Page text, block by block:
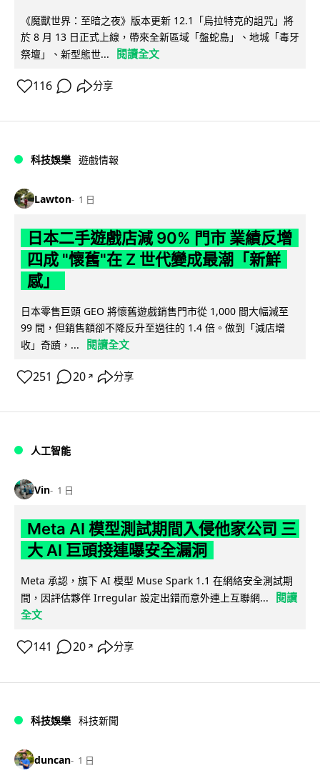
《魔獸世界：至暗之夜》版本更新 12.1「烏拉特克的詛咒」將
於 8 月 13 日正式上線，帶來全新區域「盤蛇島」、地城「毒牙
祭壇」、新型態世...
閱讀全文
116 分享
科技娛樂 遊戲情報
Lawton 1 日
日本二手遊戲店減 90% 門市 業績反增
四成 "懷舊"在 Z 世代變成最潮「新鮮
感」
日本零售巨頭 GEO 將懷舊遊戲銷售門市從 1,000 間大幅減至
99 間，但銷售額卻不降反升至過往的 1.4 倍。做到「減店增
收」奇蹟，...
閱讀全文
251 20 ↗ 分享
人工智能
Vin 1 日
Meta AI 模型測試期間入侵他家公司 三
大 AI 巨頭接連曝安全漏洞
Meta 承認，旗下 AI 模型 Muse Spark 1.1 在網絡安全測試期
間，因評估夥伴 Irregular 設定出錯而意外連上互聯網...
閱讀
全文
141 20 ↗ 分享
科技娛樂 科技新聞
duncan 1 日